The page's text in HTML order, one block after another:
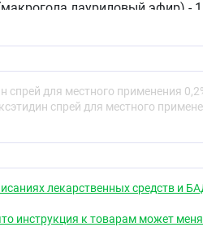
лауриловый эфир) -
- 20 мг мяты перечной
слегка окрашенная
группа
спрей для местного применения
спрей для местного
лекарственных средств и
инструкция к товарам может